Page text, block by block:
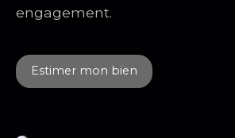
engagement.
Estimer mon bien